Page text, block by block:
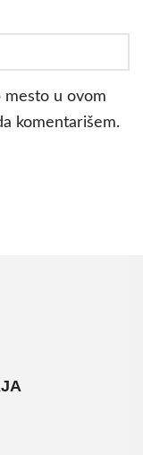
mesto u ovom
komentarišem.